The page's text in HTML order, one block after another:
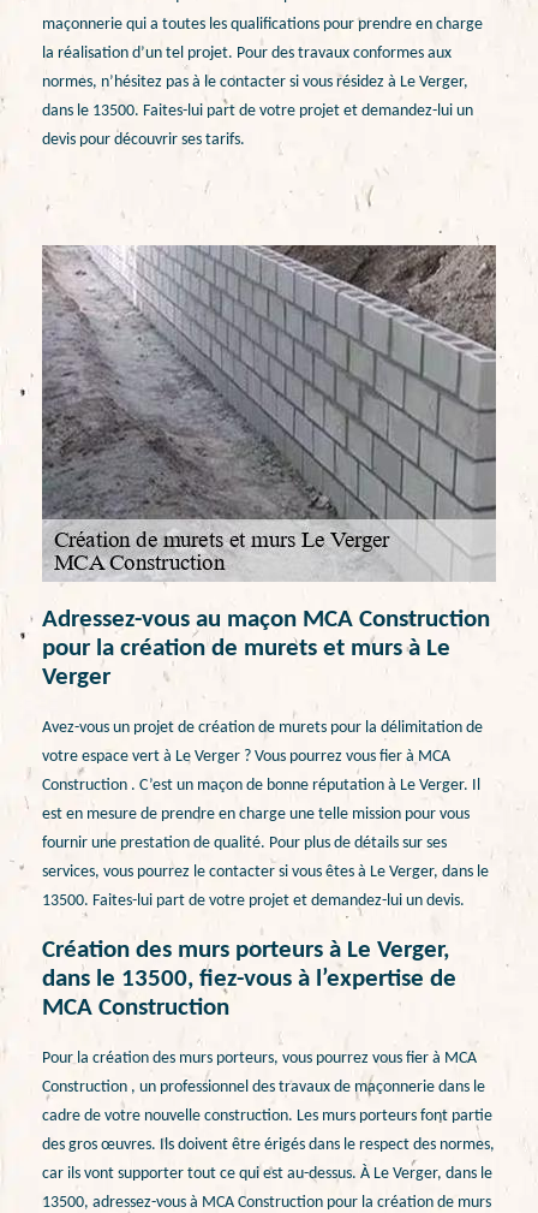
maçonnerie qui a toutes les qualifications pour prendre en charge
la réalisation d’un tel projet. Pour des travaux conformes aux
normes, n’hésitez pas à le contacter si vous résidez à Le Verger,
dans le 13500. Faites-lui part de votre projet et demandez-lui un
devis pour découvrir ses tarifs.
Adressez-vous au maçon MCA Construction
pour la création de murets et murs à Le
Verger
Avez-vous un projet de création de murets pour la délimitation de
votre espace vert à Le Verger ? Vous pourrez vous fier à MCA
Construction . C’est un maçon de bonne réputation à Le Verger. Il
est en mesure de prendre en charge une telle mission pour vous
fournir une prestation de qualité. Pour plus de détails sur ses
services, vous pourrez le contacter si vous êtes à Le Verger, dans le
13500. Faites-lui part de votre projet et demandez-lui un devis.
Création des murs porteurs à Le Verger,
dans le 13500, fiez-vous à l’expertise de
MCA Construction
Pour la création des murs porteurs, vous pourrez vous fier à MCA
Construction , un professionnel des travaux de maçonnerie dans le
cadre de votre nouvelle construction. Les murs porteurs font partie
des gros œuvres. Ils doivent être érigés dans le respect des normes,
car ils vont supporter tout ce qui est au-dessus. À Le Verger, dans le
13500, adressez-vous à MCA Construction pour la création de murs